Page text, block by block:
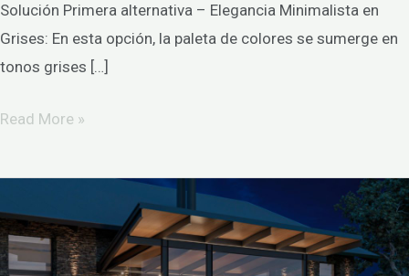
Solución Primera alternativa – Elegancia Minimalista en
Grises: En esta opción, la paleta de colores se sumerge en
tonos grises […]
Read More »
house